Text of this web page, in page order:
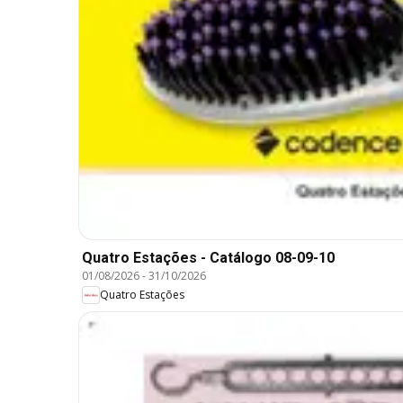
Quatro Estações - Catálogo 08-09-10
01/08/2026-31/10/2026
Quatro Estações